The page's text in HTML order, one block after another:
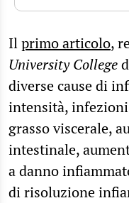
Ilprimo articolo,
University College
diverse cause di
intensità,
grasso viscerale,
intestinale,
a danno
di risoluzione